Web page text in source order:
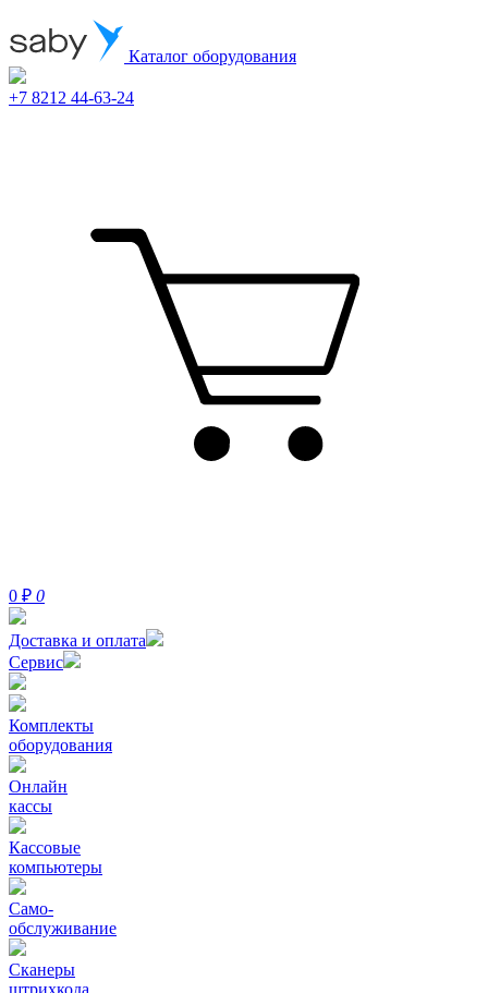
Каталог оборудования
+7 8212 44-63-24
0 ₽ 0
Доставка и оплата
Сервис
Комплекты
оборудования
Онлайн
кассы
Кассовые
компьютеры
Само-
обслуживание
Сканеры
штрихкода